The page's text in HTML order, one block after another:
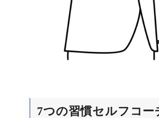
7つの習慣セルフコ